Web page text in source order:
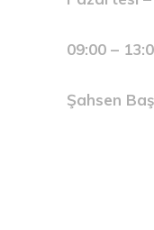
09:00 –
Şahsen